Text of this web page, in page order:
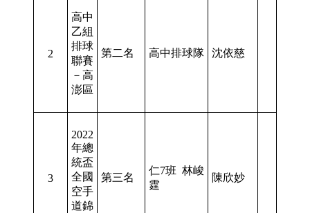
2
高中
乙組
排球
聯賽
－高
澎區
第二名 高中排球隊 沈依慈
3
2022
年總
統盃
全國
空手
道錦
第三名
仁7班 林峻
霆
陳欣妙